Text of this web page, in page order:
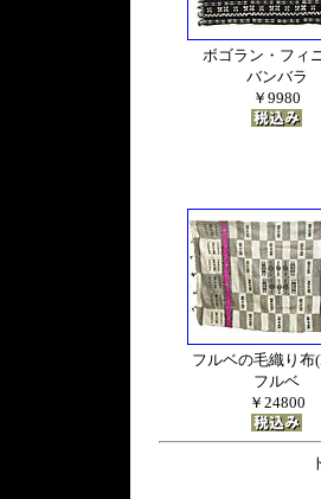
ボゴラン・フィ
バンバラ
￥9980
フルベの毛織り布
フルベ
￥24800